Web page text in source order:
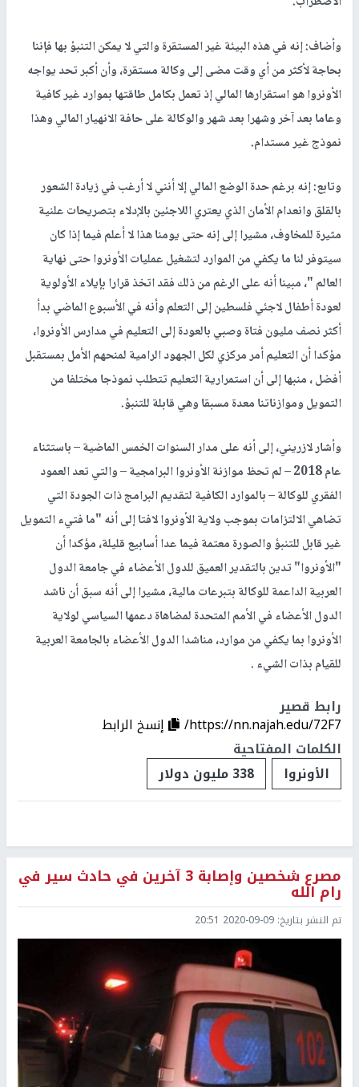
وأضاف: إنه في هذه البيئة غير المستقرة والتي لا يمكن التنبؤ بها فإننا
بحاجة لأكثر من أي وقت مضى إلى وكالة مستقرة، وأن أكبر تحد يواجه
الأونروا هو استقرارها المالي إذ تعمل بكامل طاقتها بموارد غير كافية
وعاما بعد آخر وشهرا بعد شهر والوكالة على حافة الانهيار المالي وهذا
نموذج غير مستدام.
وتابع: إنه برغم حدة الوضع المالي إلا أنني لا أرغب في زيادة الشعور
بالقلق وانعدام الأمان الذي يعتري اللاجئين بالإدلاء بتصريحات علنية
مثيرة للمخاوف، مشيرا إلى إنه حتى يومنا هذا لا أعلم فيما إذا كان
سيتوفر لنا ما يكفي من الموارد لتشغيل عمليات الأونروا حتى نهاية
العالم "، مبينا أنه على الرغم من ذلك فقد اتخذ قرارا بإيلاء الأولوية
لعودة أطفال لاجئي فلسطين إلى التعلم وأنه في الأسبوع الماضي بدأ
أكثر نصف مليون فتاة وصبي بالعودة إلى التعليم في مدارس الأونروا،
مؤكدا أن التعليم أمر مركزي لكل الجهود الرامية لمنحهم الأمل بمستقبل
أفضل ، منبها إلى أن استمرارية التعليم تتطلب نموذجا مختلفا من
التمويل وموازناتنا معدة مسبقا وهي قابلة للتنبؤ.
وأشار لازريني، إلى أنه على مدار السنوات الخمس الماضية – باستثناء
عام 2018 – لم تحظ موازنة الأونروا البرامجية – والتي تعد العمود
الفقري للوكالة – بالموارد الكافية لتقديم البرامج ذات الجودة التي
تضاهي الالتزامات بموجب ولاية الأونروا لافتا إلى أنه "ما فتيء التمويل
غير قابل للتنبؤ والصورة معتمة فيما عدا أسابيع قليلة، مؤكدا أن
"الأونروا" تدين بالتقدير العميق للدول الأعضاء في جامعة الدول
العربية الداعمة للوكالة بتبرعات مالية، مشيرا إلى أنه سبق أن ناشد
الدول الأعضاء في الأمم المتحدة لمضاهاة دعمها السياسي لولاية
الأونروا بما يكفي من موارد، مناشدا الدول الأعضاء بالجامعة العربية
للقيام بذات الشيء .
رابط قصير
https://nn.najah.edu/72F7/
إنسخ الرابط
الكلمات المفتاحية
الأونروا
338 مليون دولار
مصرع شخصين وإصابة 3 آخرين في حادث سير في
رام الله
تم النشر بتاريخ: 2020-09-09 20:51